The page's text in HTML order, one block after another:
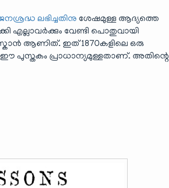
ലഭിച്ചതിനു ശേഷമുള്ള ആദ്യത്തെ
എല്ലാവർക്കും വേണ്ടി പൊതുവായി
ആണിത്. ഇത് 1870കളിലെ ഒരു
പ്രാധാന്യമുള്ളതാണ്. അതിന്റെ